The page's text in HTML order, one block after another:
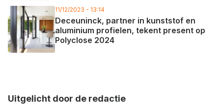
11/12/2023 - 13:14
Deceuninck, partner in kunststof en
aluminium profielen, tekent present op
Polyclose 2024
Uitgelicht door de redactie